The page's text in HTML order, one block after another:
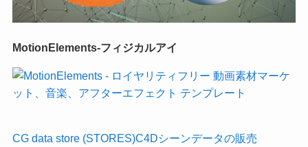
MotionElements-フィジカルアイ
CG data store (STORES)C4Dシーンデータの販売